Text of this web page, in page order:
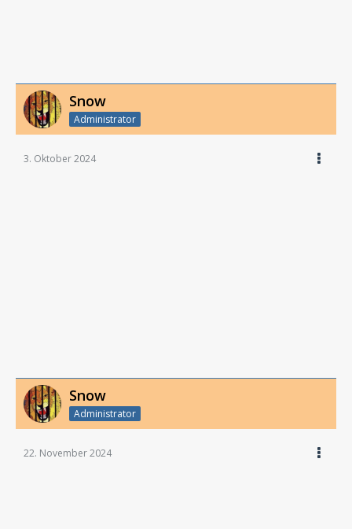
Snow
Administrator
3. Oktober 2024
Snow
Administrator
22. November 2024